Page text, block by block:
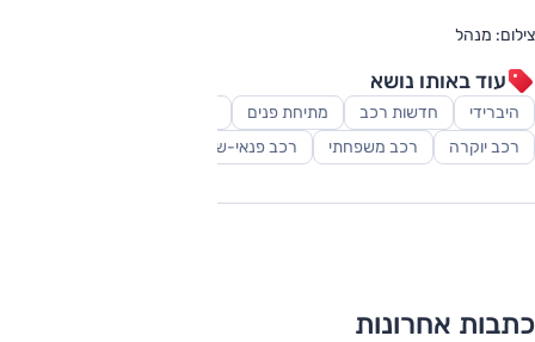
צילום: מנהל
עוד באותו נושא
היברידי חדשות רכב מתיחת פנים
רכב יוקרה
רכב משפחתי רכב פנאי-שטח
כתבות אחרונות